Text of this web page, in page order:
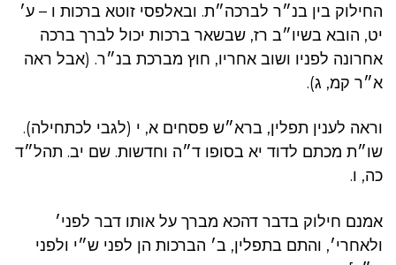
החילוק בין בנ״ר לברכה״ת. ובאלפסי זוטא ברכות ו – ע׳
יט, הובא בשיו״ב רז, שבשאר ברכות יכול לברך ברכה
אחרונה לפניו ושוב אחריו, חוץ מברכת בנ״ר. (אבל ראה
א״ר קמ, ג).
וראה לענין תפלין, ברא״ש פסחים א, י (לגבי לכתחילה).
שו״ת מכתם לדוד יא בסופו ד״ה וחדשות. שם יב. תהל״ד
כה, ו.
אמנם חילוק בדבר דהכא מברך על אותו דבר לפני׳
ולאחרי׳, והתם בתפלין, ב׳ הברכות הן לפני ש״י ולפני